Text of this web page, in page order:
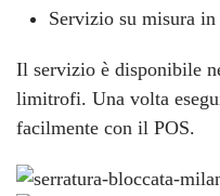
Servizio su misura
Il servizio è disponibile
limitrofi. Una volta
facilmente con il POS.